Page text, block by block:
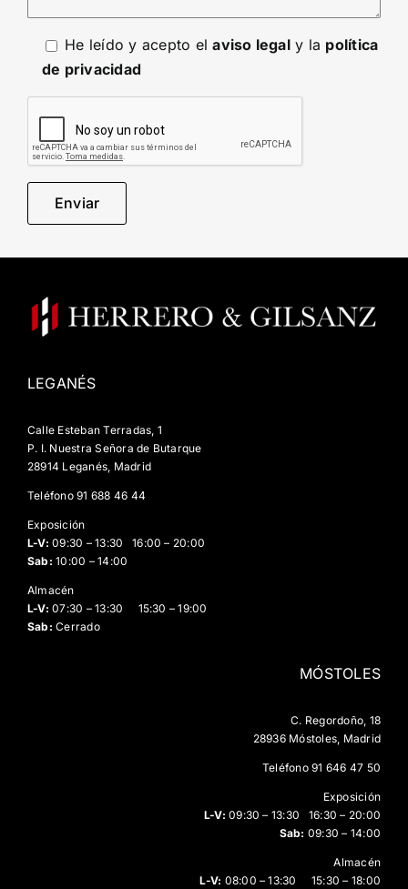
He leído y acepto elaviso legaly la política
de privacidad
LEGANÉS
Calle Esteban Terradas, 1
P. I. Nuestra Señora de Butarque
28914 Leganés, Madrid
Teléfono91 688 46 44
Exposición
L-V: 09:30 – 13:30 16:00 – 20:00
Sab: 10:00 – 14:00
Almacén
L-V: 07:30 – 13:30 15:30 – 19:00
Sab:Cerrado
MÓSTOLES
C. Regordoño, 18
28936 Móstoles, Madrid
Teléfono91 646 47 50
Exposición
L-V: 09:30 – 13:30 16:30 – 20:00
Sab: 09:30 – 14:00
Almacén
L-V: 08:00 – 13:30 15:30 – 18:00